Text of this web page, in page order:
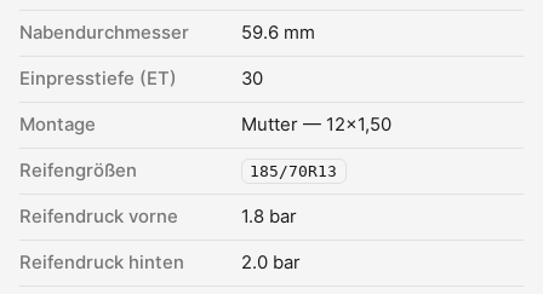
Nabendurchmesser 59.6 mm
Einpresstiefe (ET) 30
Montage Mutter — 12x1,50
Reifengrößen 185/70R13
Reifendruck vorne 1.8 bar
Reifendruck hinten 2.0 bar